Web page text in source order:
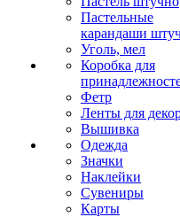
Пастельные
карандаши
Уголь, мел
Коробка для
Фетр
Ленты для
Вышивка
Одежда
Значки
Наклейки
Сувениры
Карты